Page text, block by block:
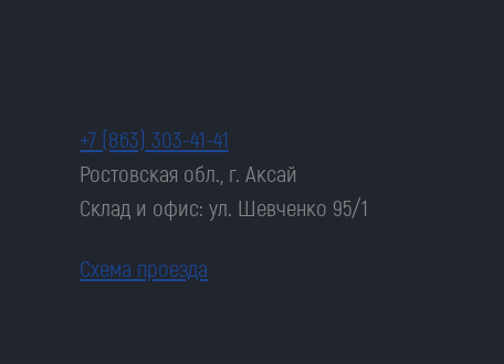
+7 (863) 303-41-41
Ростовская обл., г. Аксай
Склад и офис: ул. Шевченко 95/1
Схема проезда